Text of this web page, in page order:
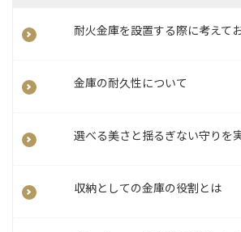
耐火金庫を設置する際に考えて
金庫の耐久性について
選べる美さと揺るぎない守りを
収納としての金庫の役割とは